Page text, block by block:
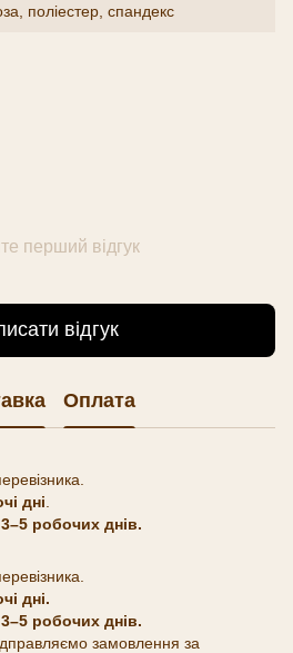
поліестер, спандекс
перший відгук
відгук
Оплата
дні
3–5 робочих днів.
дні.
3–5 робочих днів.
замовлення за